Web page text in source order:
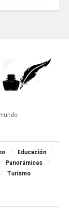
Educación
Panorámicas
Turismo